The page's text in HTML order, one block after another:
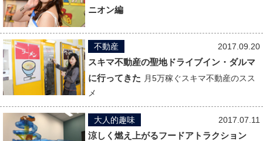
ニオン編
2017.09.20
不動産
スキマ不動産の聖地ドライブイン・ダルマ
に行ってきた 月5万稼ぐスキマ不動産のスス
メ
2017.07.11
大人的趣味
涼しく燃え上がるフードアトラクション